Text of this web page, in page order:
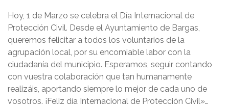
Hoy, 1 de Marzo se celebra el Día Internacional de
Protección Civil. Desde el Ayuntamiento de Bargas,
queremos felicitar a todos los voluntarios de la
agrupación local, por su encomiable labor con la
ciudadanía del municipio. Esperamos, seguir contando
con vuestra colaboración que tan humanamente
realizáis, aportando siempre lo mejor de cada uno de
vosotros. ¡Feliz día Internacional de Protección Civil»…